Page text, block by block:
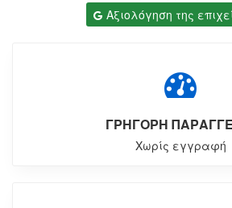
Αξιολόγηση της
ΓΡΗΓΟΡΗ
Χωρίς εγγραφή